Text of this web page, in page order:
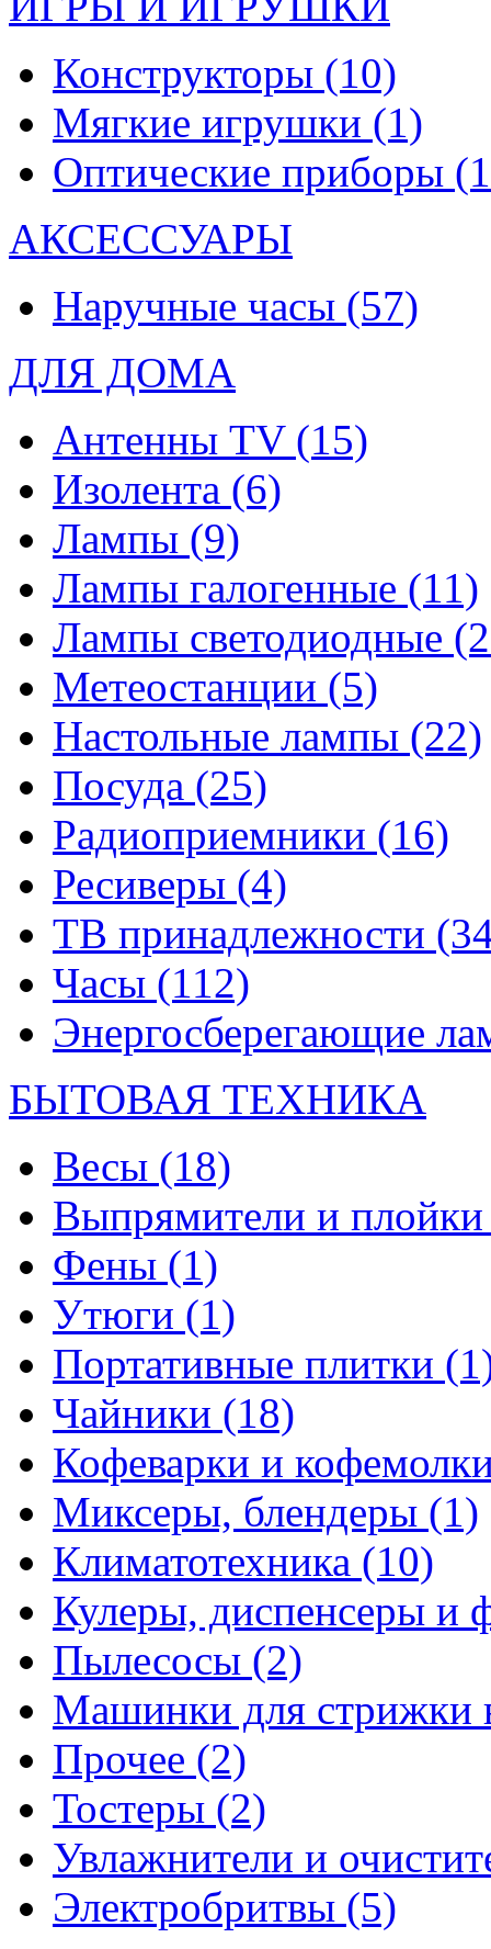
Конструкторы (10)
Мягкие игрушки (1)
Оптические приборы
АКСЕССУАРЫ
Наручные часы (57)
ДЛЯ ДОМА
Антенны TV (15)
Изолента (6)
Лампы (9)
Лампы галогенные (11)
Лампы светодиодные
Метеостанции (5)
Настольные лампы (22)
Посуда (25)
Радиоприемники (16)
Ресиверы (4)
ТВ принадлежности
Часы (112)
Энергосберегающие
БЫТОВАЯ ТЕХНИКА
Весы (18)
Выпрямители и
Фены (1)
Утюги (1)
Портативные плитки
Чайники (18)
Кофеварки и
Миксеры, блендеры (1)
Климатотехника (10)
Кулеры, диспенсеры и
Пылесосы (2)
Машинки для стрижки
Прочее (2)
Тостеры (2)
Увлажнители и
Электробритвы (5)